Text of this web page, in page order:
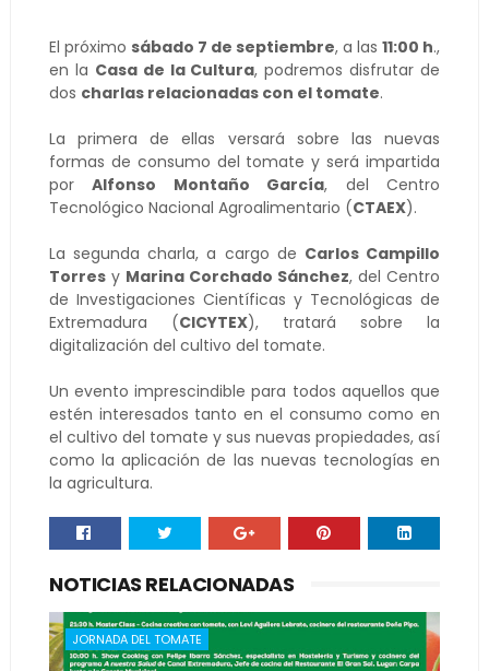
El próximo sábado 7 de septiembre, a las11:00 h.,
en la Casa de la Cultura, podremos disfrutar de
dos charlas relacionadas con el tomate.
La primera de ellas versará sobre las nuevas
formas de consumo del tomate y será impartida
porAlfonso Montaño García, del Centro
Tecnológico Nacional Agroalimentario (CTAEX).
La segunda charla, a cargo de Carlos Campillo
Torresy Marina Corchado Sánchez, del Centro
de Investigaciones Científicas y Tecnológicas de
Extremadura (CICYTEX), tratará sobre la
digitalización del cultivo del tomate.
Un evento imprescindible para todos aquellos que
estén interesados tanto en el consumo como en
el cultivo del tomate y sus nuevas propiedades, así
como la aplicación de las nuevas tecnologías en
la agricultura.
NOTICIAS RELACIONADAS
JORNADA DEL TOMATE